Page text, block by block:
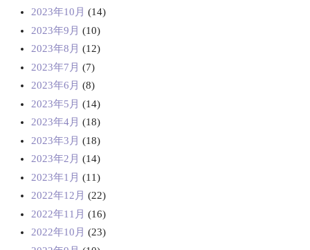
2023年10月 (14)
2023年9月 (10)
2023年8月 (12)
2023年7月 (7)
2023年6月 (8)
2023年5月 (14)
2023年4月 (18)
2023年3月 (18)
2023年2月 (14)
2023年1月 (11)
2022年12月 (22)
2022年11月 (16)
2022年10月 (23)